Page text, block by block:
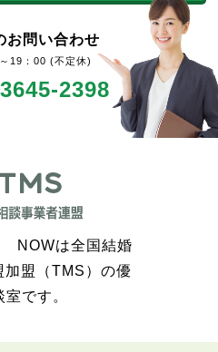
お問い合わせ
19：00 (不定休)
2398
NOWは全国結婚
加盟（TMS）の優
室です。